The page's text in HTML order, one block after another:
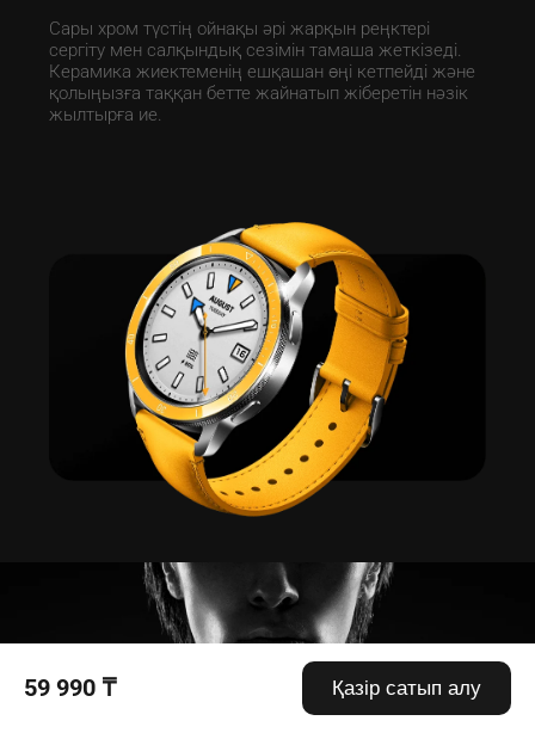
59 990 ₸ Қазір сатып алу
Сары хром түстің ойнақы әрі жарқын реңктері
сергіту мен салқындық сезімін тамаша жеткізеді.
Керамика жиектеменің ешқашан өңі кетпейді және
қолыңызға таққан бетте жайнатып жіберетін нәзік
жылтырға ие.